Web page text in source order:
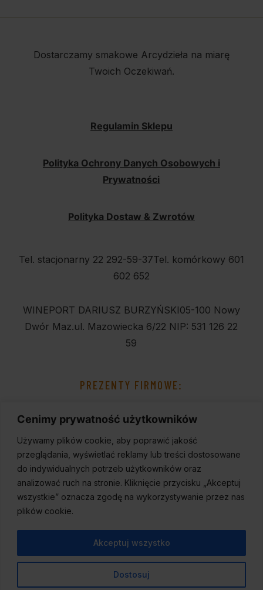
Cenimy prywatność użytkowników
Używamy plików cookie, aby poprawić jakość
przeglądania, wyświetlać reklamy lub treści dostosowane
do indywidualnych potrzeb użytkowników oraz
analizować ruch na stronie. Kliknięcie przycisku „Akceptuj
wszystkie” oznacza zgodę na wykorzystywanie przez nas
plików cookie.
Dostosuj
Akceptuj wszystko
Dostarczamy smakowe Arcydzieła na miarę
Twoich Oczekiwań.
Regulamin Sklepu
Polityka Ochrony Danych Osobowych i
Prywatności
Polityka Dostaw & Zwrotów
Tel. stacjonarny 22 292-59-37Tel. komórkowy 601
602 652
WINEPORT DARIUSZ BURZYŃSKI05-100 Nowy
Dwór Maz.ul. Mazowiecka 6/22 NIP: 531 126 22
59
PREZENTY FIRMOWE: